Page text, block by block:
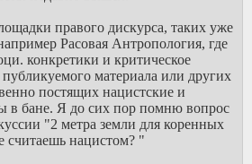
правого дискурса, таких уже
Расовая Антропология, где
конкретики и критическое
материала или других
постящих нацистские и
в бане. Я до сих пор помню вопрос
"2 метра земли для коренных
считаешь нацистом? "